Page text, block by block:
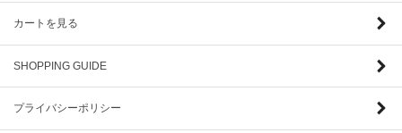
カートを見る
SHOPPING GUIDE
プライバシーポリシー